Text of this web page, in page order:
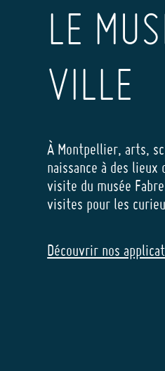
LE
VILLE
À Montpellier, arts,
naissance à des
visite du musée
visites pour les
Découvrir nos